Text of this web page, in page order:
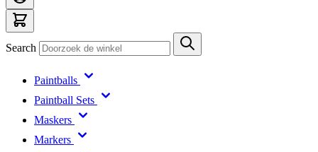
Search
Paintballs
Paintball Sets
Maskers
Markers